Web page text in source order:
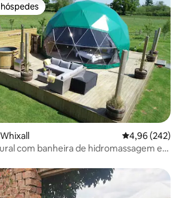
preferidos dos hóspedes
4,96 de uma
4,96 (242)
com banheira de hidromassagem em